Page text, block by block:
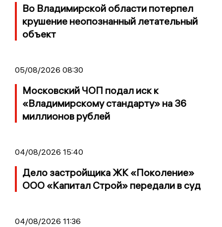
Во Владимирской области потерпел
крушение неопознанный летательный
объект
05/08/2026 08:30
Московский ЧОП подал иск к
«Владимирскому стандарту» на 36
миллионов рублей
04/08/2026 15:40
Дело застройщика ЖК «Поколение»
ООО «Капитал Строй» передали в суд
04/08/2026 11:36